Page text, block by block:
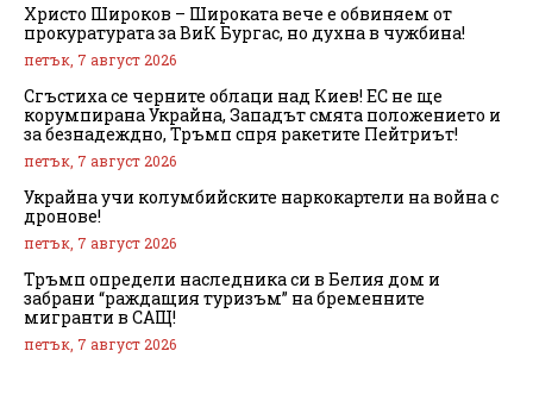
Христо Широков – Широката вече е обвиняем от
прокуратурата за ВиК Бургас, но духна в чужбина!
петък, 7 август 2026
Сгъстиха се черните облаци над Киев! ЕС не ще
корумпирана Украйна, Западът смята положението и
за безнадеждно, Тръмп спря ракетите Пейтриът!
петък, 7 август 2026
Украйна учи колумбийските наркокартели на война с
дронове!
петък, 7 август 2026
Тръмп определи наследника си в Белия дом и
забрани “раждащия туризъм” на бременните
мигранти в САЩ!
петък, 7 август 2026